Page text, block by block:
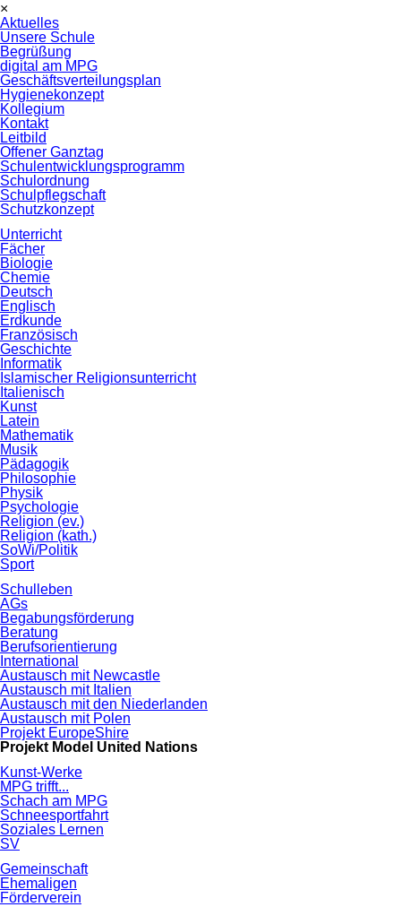
×
überspringen
Aktuelles
Unsere Schule
Begrüßung
digital am MPG
Geschäftsverteilungsplan
Hygienekonzept
Kollegium
Kontakt
Leitbild
Offener Ganztag
Schulentwicklungsprogramm
Schulordnung
Schulpflegschaft
Schutzkonzept
Unterricht
Fächer
Biologie
Chemie
Deutsch
Englisch
Erdkunde
Französisch
Geschichte
Informatik
Islamischer Religionsunterricht
Italienisch
Kunst
Latein
Mathematik
Musik
Pädagogik
Philosophie
Physik
Psychologie
Religion (ev.)
Religion (kath.)
SoWi/Politik
Sport
Schulleben
AGs
Begabungsförderung
Beratung
Berufsorientierung
International
Austausch mit Newcastle
Austausch mit Italien
Austausch mit den Niederlanden
Austausch mit Polen
Projekt EuropeShire
Projekt Model United Nations
Kunst-Werke
MPG trifft...
Schach am MPG
Schneesportfahrt
Soziales Lernen
SV
Gemeinschaft
Ehemaligen
Förderverein